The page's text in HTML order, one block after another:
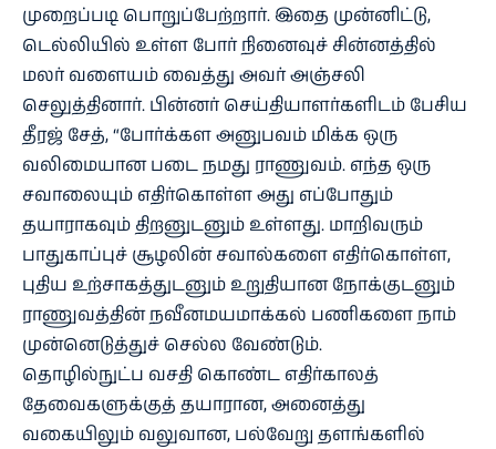
முறைப்படி பொறுப்பேற்றார். இதை முன்னிட்டு,
டெல்லியில் உள்ள போர் நினைவுச் சின்னத்தில்
மலர் வளையம் வைத்து அவர் அஞ்சலி
செலுத்தினார். பின்னர் செய்தியாளர்களிடம் பேசிய
தீரஜ் சேத், “போர்க்கள அனுபவம் மிக்க ஒரு
வலிமையான படை நமது ராணுவம். எந்த ஒரு
சவாலையும் எதிர்கொள்ள அது எப்போதும்
தயாராகவும் திறனுடனும் உள்ளது. மாறிவரும்
பாதுகாப்புச் சூழலின் சவால்களை எதிர்கொள்ள,
புதிய உற்சாகத்துடனும் உறுதியான நோக்குடனும்
ராணுவத்தின் நவீனமயமாக்கல் பணிகளை நாம்
முன்னெடுத்துச் செல்ல வேண்டும்.
தொழில்நுட்ப வசதி கொண்ட எதிர்காலத்
தேவைகளுக்குத் தயாரான, அனைத்து
வகையிலும் வலுவான, பல்வேறு தளங்களில்